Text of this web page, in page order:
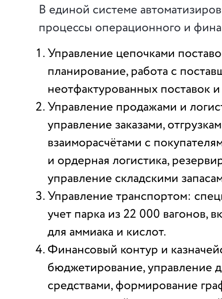
В единой системе
процессы операционного и
Управление цепочками
планирование, работа с
неотфактурованных поставок
Управление продажами и
управление заказами,
взаиморасчётами с
и ордерная логистика,
управление складскими
Управление транспортом:
учет парка из 22 000 вагонов,
для аммиака и кислот.
Финансовый контур и
бюджетирование, управление
средствами, формирование